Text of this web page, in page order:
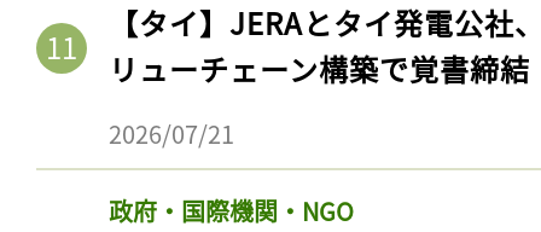
【タイ】JERAとタイ発電公社
リューチェーン構築で覚書締結
2026/07/21
政府・国際機関・NGO
ログイン